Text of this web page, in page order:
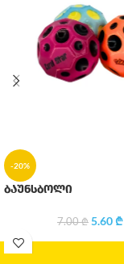
-20%
ბაუნსბოლი
7.00₾ 5.60₾